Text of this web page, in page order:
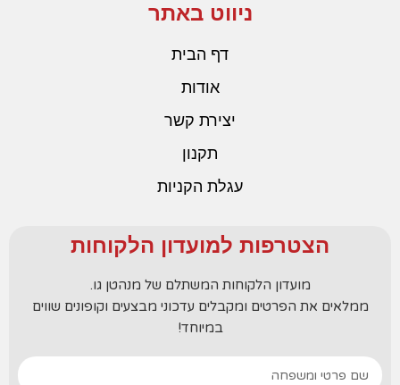
ניווט באתר
דף הבית
אודות
יצירת קשר
תקנון
עגלת הקניות
הצטרפות למועדון הלקוחות
מועדון הלקוחות המשתלם של מנהטן גו.
ממלאים את הפרטים ומקבלים עדכוני מבצעים וקופונים שווים
במיוחד!